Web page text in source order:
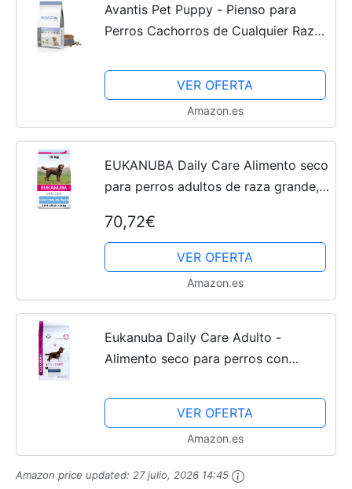
Avantis Pet Puppy - Pienso para
Perros Cachorros de Cualquier Raza
Embarazadas y Lactantes -
Altamente Digestiva con Pollo,...
VER OFERTA
Amazon.es
EUKANUBA Daily Care Alimento seco
para perros adultos de raza grande,
fresco, bajo en grasa, 15 kg
70,72€
VER OFERTA
Amazon.es
Eukanuba Daily Care Adulto -
Alimento seco para perros con
VER OFERTA
Amazon.es
Amazon price updated: 27 julio, 2026 14:45